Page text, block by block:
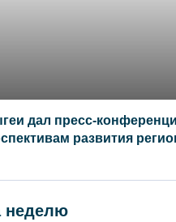
дал пресс-
развития
неделю